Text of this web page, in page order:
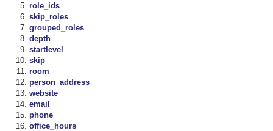
role_ids
skip_roles
grouped_roles
depth
startlevel
skip
room
person_address
website
email
phone
office_hours